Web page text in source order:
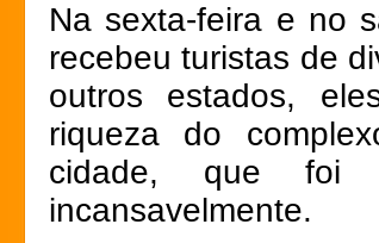
Na sexta-feira e no
recebeu turistas de
outros estados,
riqueza do
cidade, que foi
incansavelmente.